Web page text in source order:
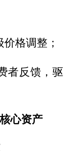
格调整；
者反馈，驱
心资产